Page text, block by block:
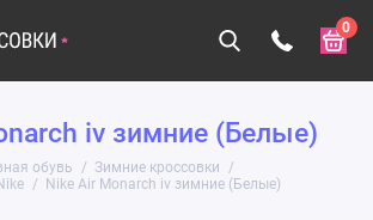
0
iv зимние (Белые)
обувь
Зимние кроссовки
Nike Air Monarch iv зимние (Белые)